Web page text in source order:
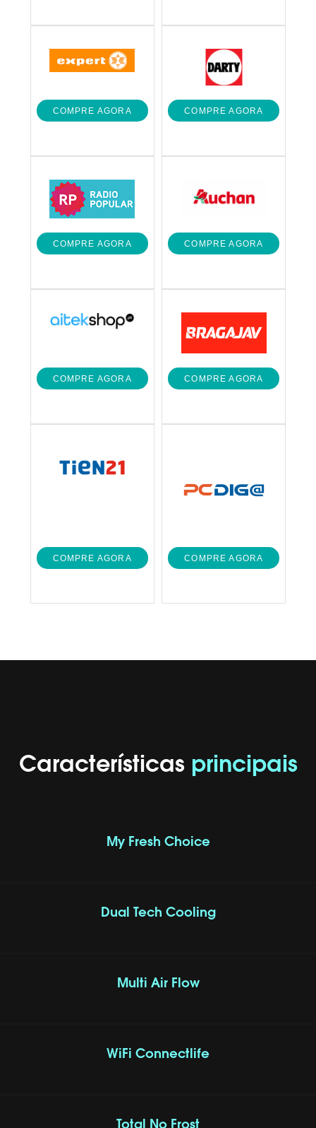
COMPRE AGORA COMPRE AGORA
COMPRE AGORA COMPRE AGORA
COMPRE AGORA COMPRE AGORA
COMPRE AGORA COMPRE AGORA
Características principais
My Fresh Choice
Dual Tech Cooling
Multi Air Flow
WiFi Connectlife
Total No Frost